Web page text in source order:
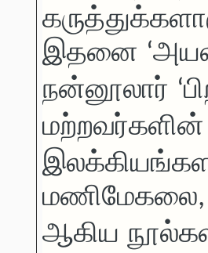
இதனை ‘
நன்னூலார் ‘
மற்றவர்களின்
மணிமேகலை
ஆகிய